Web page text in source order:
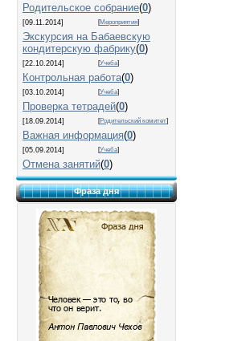
Родительское собрание(0)
[09.11.2014] [Мероприятия]
Экскурсия на Бабаевскую
кондитерскую фабрику(0)
[22.10.2014] [Учеба]
Контрольная работа(0)
[03.10.2014] [Учеба]
Проверка тетрадей(0)
[18.09.2014] [Родительский комитет]
Важная информация(0)
[05.09.2014] [Учеба]
Отмена занятий(0)
Фраза дня